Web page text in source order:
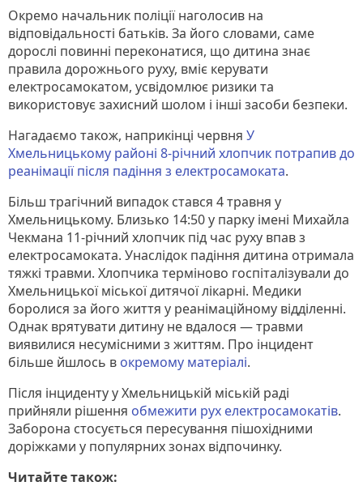
Окремо начальник поліції наголосив на
відповідальності батьків. За його словами, саме
дорослі повинні переконатися, що дитина знає
правила дорожнього руху, вміє керувати
електросамокатом, усвідомлює ризики та
використовує захисний шолом і інші засоби безпеки.
Нагадаємо також, наприкінці червня У
Хмельницькому районі 8-річний хлопчик потрапив до
реанімації після падіння з електросамоката.
Більш трагічний випадок стався 4 травня у
Хмельницькому. Близько 14:50 у парку імені Михайла
Чекмана 11-річний хлопчик під час руху впав з
електросамоката. Унаслідок падіння дитина отримала
тяжкі травми. Хлопчика терміново госпіталізували до
Хмельницької міської дитячої лікарні. Медики
боролися за його життя у реанімаційному відділенні.
Однак врятувати дитину не вдалося — травми
виявилися несумісними з життям. Про інцидент
більше йшлось в окремому матеріалі.
Після інциденту у Хмельницькій міській раді
прийняли рішення обмежити рух електросамокатів.
Заборона стосується пересування пішохідними
доріжками у популярних зонах відпочинку.
Читайте також: